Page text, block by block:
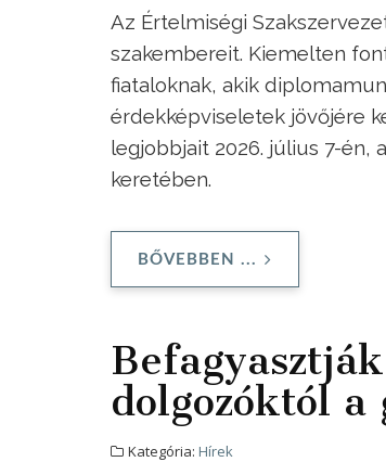
Az Értelmiségi
szakembereit. Kiemelten
fiataloknak, akik
érdekképviseletek jövőjére
legjobbjait 2026. július 7-
keretében.
BŐVEBBEN ...
dolgozóktól
Kategória: Hírek